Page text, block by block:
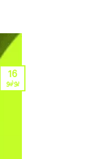
16
يونيو